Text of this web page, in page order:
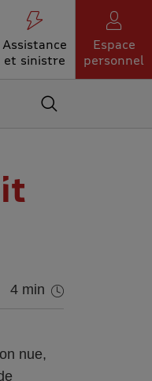
Assistance
et sinistre
Espace
personnel
Accédez au moteur
4 min
nue,